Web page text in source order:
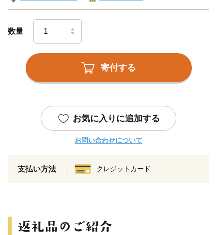
数量
寄付する
お気に入りに追加する
お問い合わせについて
支払い方法 クレジットカード